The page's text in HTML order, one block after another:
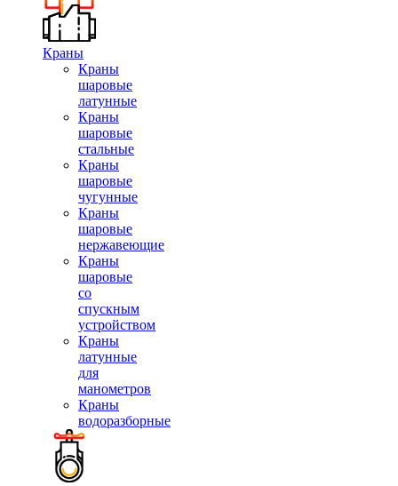
Краны
Краны
шаровые
латунные
Краны
шаровые
стальные
Краны
шаровые
чугунные
Краны
шаровые
нержавеющие
Краны
шаровые
со
спускным
устройством
Краны
латунные
для
манометров
Краны
водоразборные